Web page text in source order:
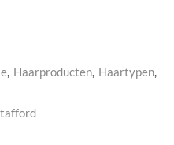
, Haarproducten, Haartypen,